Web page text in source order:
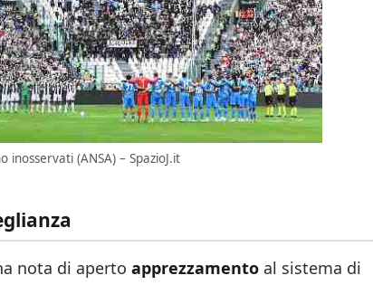
inosservati (ANSA) – SpazioJ.it
nota di aperto apprezzamento al sistema di